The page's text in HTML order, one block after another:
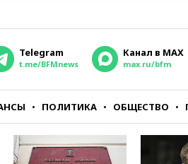
Telegram
t.me/BFMnews
Канал в MAX
max.ru/bfm
ПОЛИТИКА ОБЩЕСТВО